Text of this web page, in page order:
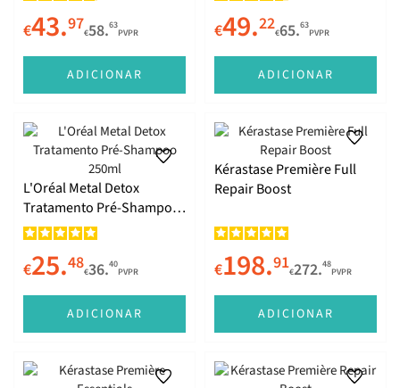
€43.97€58.63
PVPR
ADICIONAR
€49.22€65.63
PVPR
ADICIONAR
L'Oréal Metal Detox
Tratamento Pré-Shampoo
250ml
€25.48€36.40
PVPR
ADICIONAR
Kérastase Première Full
Repair Boost
€198.91€272.48
PVPR
ADICIONAR